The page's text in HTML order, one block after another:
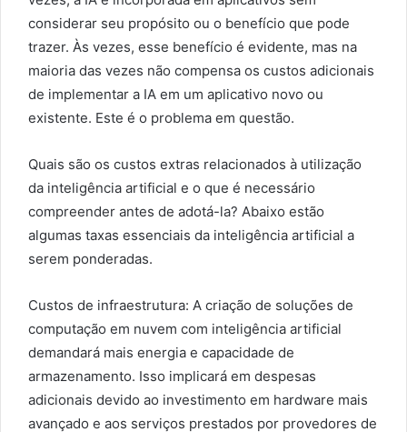
considerar seu propósito ou o benefício que pode
trazer. Às vezes, esse benefício é evidente, mas na
maioria das vezes não compensa os custos adicionais
de implementar a IA em um aplicativo novo ou
existente. Este é o problema em questão.
Quais são os custos extras relacionados à utilização
da inteligência artificial e o que é necessário
compreender antes de adotá-la? Abaixo estão
algumas taxas essenciais da inteligência artificial a
serem ponderadas.
Custos de infraestrutura: A criação de soluções de
computação em nuvem com inteligência artificial
demandará mais energia e capacidade de
armazenamento. Isso implicará em despesas
adicionais devido ao investimento em hardware mais
avançado e aos serviços prestados por provedores de